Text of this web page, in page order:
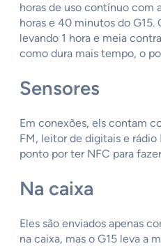
horas de uso contínuo com
horas e 40 minutos do G15.
levando 1 hora e meia
como dura mais tempo, o
Sensores
Em conexões, els contam
FM, leitor de digitais e rádio
ponto por ter NFC para
Na caixa
Eles são enviados apenas
na caixa, mas o G15 leva a